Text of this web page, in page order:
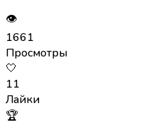
👁
1661
Просмотры
🤍
11
Лайки
🏆